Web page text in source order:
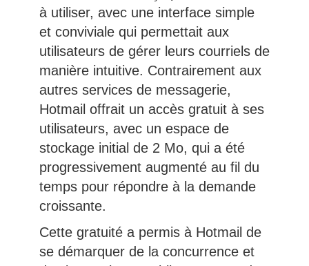
à utiliser, avec une interface simple
et conviviale qui permettait aux
utilisateurs de gérer leurs courriels de
manière intuitive. Contrairement aux
autres services de messagerie,
Hotmail offrait un accès gratuit à ses
utilisateurs, avec un espace de
stockage initial de 2 Mo, qui a été
progressivement augmenté au fil du
temps pour répondre à la demande
croissante.
Cette gratuité a permis à Hotmail de
se démarquer de la concurrence et